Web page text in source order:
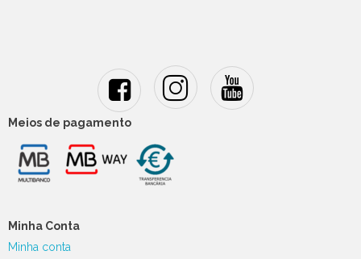
Meios de pagamento
Minha Conta
Minha conta